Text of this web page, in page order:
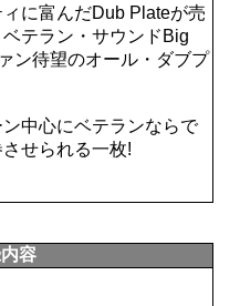
に富んだDub Plateが売
テラン・サウンドBig
ン待望のオール・ダブプ
中心にベテランならで
せられる一枚!
容